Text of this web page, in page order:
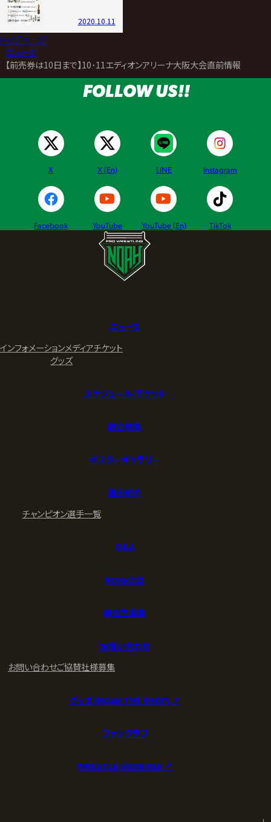
2020.10.11
トップページ
ニュース
【前売券は10日まで】10･11エディオンアリーナ大阪大会直前情報
FOLLOW US!!
X X (En) LINE Instagram
Facebook YouTube YouTube (En) TikTok
ニュース
インフォメーションメディアチケット
グッズ
スケジュール/チケット
試合結果
ポスターギャラリー
選手紹介
チャンピオン選手一覧
Q&A
NOAHとは
練習生募集
お問い合わせ
お問い合わせご協賛社様募集
グッズ (NOAH THE SHOP) ↗︎
ファンクラブ
WRESTLE UNIVERSE ↗︎